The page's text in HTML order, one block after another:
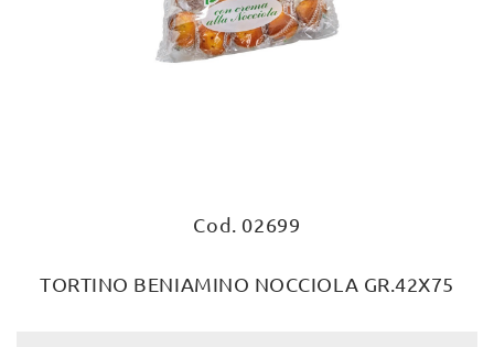
Cod. 02699
TORTINO BENIAMINO NOCCIOLA GR.42X75